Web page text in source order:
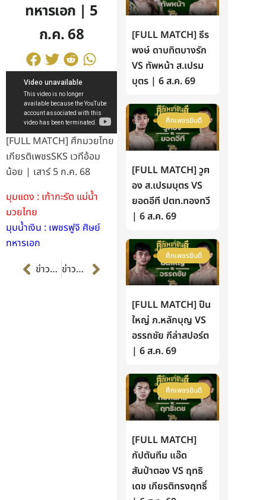
ทหารเอก | 5
ก.ค. 68
[FULL MATCH] ศึกมวยไทย
เกียรติเพชรSKS เวทีอ้อม
น้อย | เสาร์ 5 ก.ค. 68
มุมแดง : เก้ากะรัต แม่น้ำ
มวยไทย
มุมน้ำเงิน : เพชรฟูจิ ศิษย์
ทหารเอก
Prevข่าวก่อนหน้า ข่าวต่อไป Next
[FULL MATCH] ธีร
พงษ์ ดาบทิตบางรัก
VS ทัพหน้า ส.เปรม
บุตร | 6 ส.ค. 69
ศึกเพชรยินดี
[FULL MATCH] วูฅ
อง ส.เปรมบุตร VS
ยอดอีที ปตท.ทองทวี
| 6 ส.ค. 69
ศึกเพชรยินดี
[FULL MATCH] ปืน
ใหญ่ ภ.หลักบุญ VS
อรรถชัย กีล่าสปอร์ต
| 6 ส.ค. 69
ศึกเพชรยินดี
[FULL MATCH]
กัปตันทีม แอ๊ด
สันป่าตอง VS ฤทธิ
เดช เกียรติทรงฤทธิ์